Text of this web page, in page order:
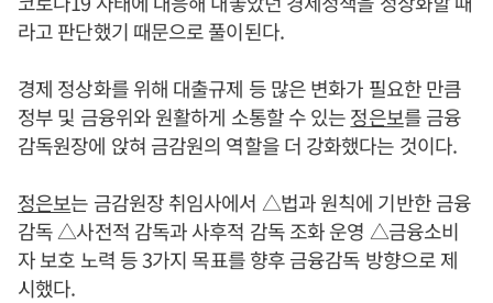
라고 판단했기 때문으로 풀이된다.
경제 정상화를 위해 대출규제 등 많은 변화가 필요한 만큼
정부 및 금융위와 원활하게 소통할 수 있는정은보를 금융
감독원장에 앉혀 금감원의 역할을 더 강화했다는 것이다.
정은보는 금감원장 취임사에서 △법과 원칙에 기반한 금융
감독 △사전적 감독과 사후적 감독 조화 운영 △금융소비
자 보호 노력 등 3가지 목표를 향후 금융감독 방향으로 제
시했다.